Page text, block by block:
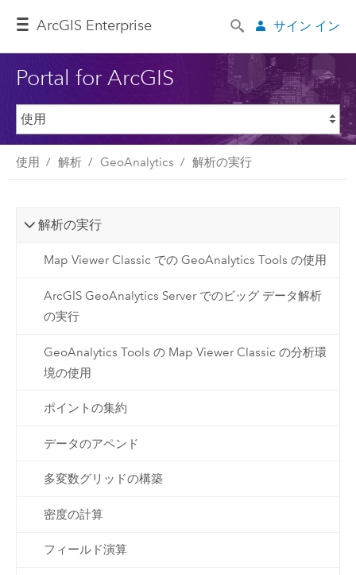
ArcGIS Enterprise サイン イン
Portal for ArcGIS
使用 解析 GeoAnalytics 解析の実行
解析の実行
Map Viewer Classic での GeoAnalytics Tools の使用
ArcGIS GeoAnalytics Server でのビッグ データ解析
の実行
GeoAnalytics Tools の Map Viewer Classic の分析環
境の使用
ポイントの集約
データのアペンド
多変数グリッドの構築
密度の計算
フィールド演算